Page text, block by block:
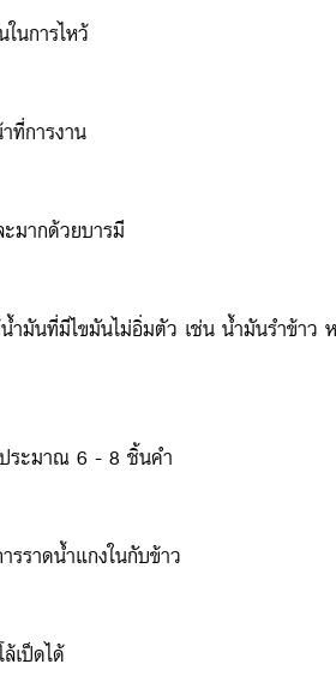
นการไหว้
ที่การงาน
มากด้วยบารมี
มันที่มีไขมันไม่อิ่มตัว เช่น น้ำมันรำข้าว
ระมาณ 6 - 8 ชิ้นคำ
รราดน้ำแกงในกับข้าว
เป็ดได้